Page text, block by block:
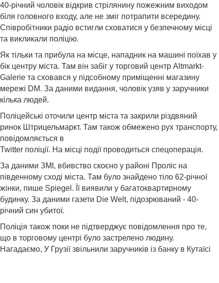
40-річний чоловік відкрив стрілянину пожежним виходом
біля головного входу, але не зміг потрапити всередину.
Співробітники радіо встигли сховатися у безпечному місці
та викликали поліцію.
Як тільки та прибула на місце, нападник на машині поїхав у
бік центру міста. Там він забіг у торговий центр Altmarkt-
Galerie та сховався у підсобному приміщенні магазину
мережі DM. За даними видання, чоловік узяв у заручники
кілька людей.
Поліцейські оточили центр міста та закрили різдвяний
ринок Штрицельмаркт. Там також обмежено рух транспорту,
повідомляється в
Twitter поліції. На місці події проводиться спецоперація.
За даними ЗМІ, вбивство скоєно у районі Проліс на
південному сході міста. Там було знайдено тіло 62-річної
жінки, пише Spiegel. Її виявили у багатоквартирному
будинку. За даними газети Die Welt, підозрюваний - 40-
річний син убитої.
Поліція також поки не підтверджує повідомлення про те,
що в торговому центрі було застрелено людину.
Нагадаємо, У Грузії звільнили заручників із банку в Кутаїсі